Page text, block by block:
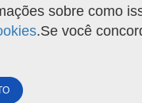
sobre como
.Se você